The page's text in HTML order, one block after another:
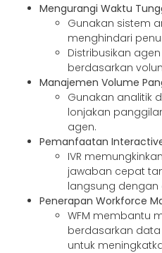
Mengurangi Waktu
Gunakan sistem
menghindari
Distribusikan
berdasarkan
Manajemen Volume
Gunakan analitik
lonjakan
agen.
Pemanfaatan
IVR
jawaban cepat
langsung dengan
Penerapan Workforce
WFM membantu
berdasarkan
untuk